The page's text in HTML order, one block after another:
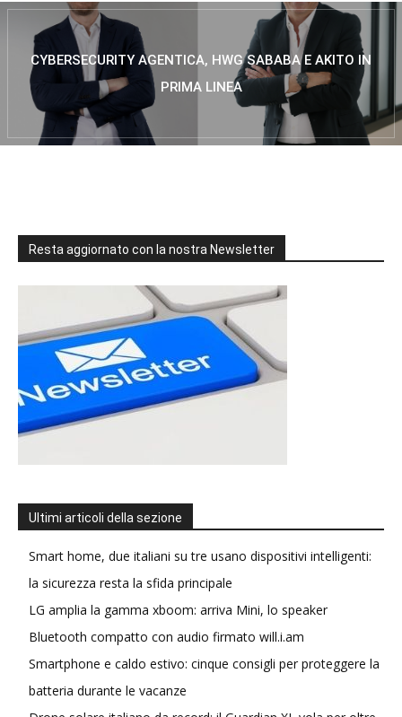
CYBERSECURITY AGENTICA, HWG SABABA E AKITO IN
PRIMA LINEA
Resta aggiornato con la nostra Newsletter
Ultimi articoli della sezione
Smart home, due italiani su tre usano dispositivi intelligenti:
la sicurezza resta la sfida principale
LG amplia la gamma xboom: arriva Mini, lo speaker
Bluetooth compatto con audio firmato will.i.am
Smartphone e caldo estivo: cinque consigli per proteggere la
batteria durante le vacanze